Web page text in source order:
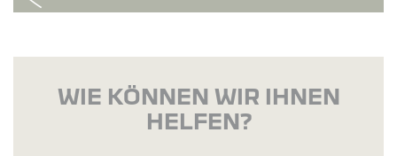
WIE KÖNNEN WIR IHNEN
HELFEN?